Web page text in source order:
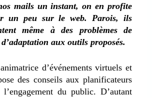
mails un instant, on en profite
un peu sur le web. Parois, ils
même à des problèmes de
aux outils proposés.
d’événements virtuels et
des conseils aux planificateurs
l’engagement du public. D’autant